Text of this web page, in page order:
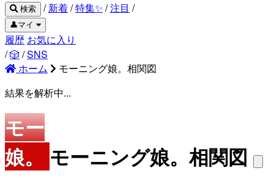
検索 / 新着/特集✨ /注目 /
👤マイ
履歴 お気に入り
/🎲 /SNS
ホーム
モーニング娘。相関図
結果を解析中...
モー
娘。
モーニング娘。相関図